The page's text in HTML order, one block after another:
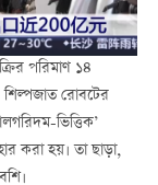
পরিমাণ ১৪
শিল্পজাত রোবটের
ভিত্তিক’
করা হয়। তা ছাড়া,